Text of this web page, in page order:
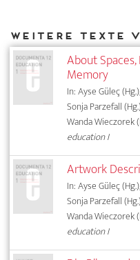
About
Memory
In: Ayse Güleç
Sonja Parzefall
Wanda Wieczorek
education I
Artwork
In: Ayse Güleç
Sonja Parzefall
Wanda Wieczorek
education I